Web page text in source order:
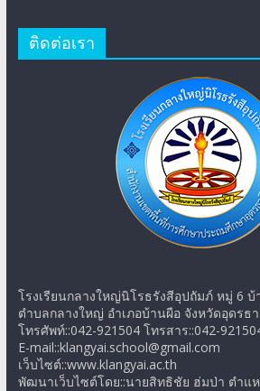
ติดต่อเรา
โรงเรียนกลางใหญ่นิโรธรังสีอุปถัมภ์ หมู่ 6
ตำบลกลางใหญ่ อำเภอบ้านผือ จังหวัดอุดรธ
โทรศัพท์::042-921504 โทรสาร::042-
E-mail::klangyai.school@gmail.com
เว็บไซต์::www.klangyai.ac.th
พัฒนาเว็บไซต์โดย::นายสิทธิชัย ฮ่มป่า ตำแ